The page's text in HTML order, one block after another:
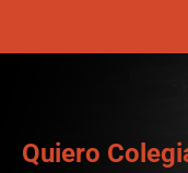
Quiero